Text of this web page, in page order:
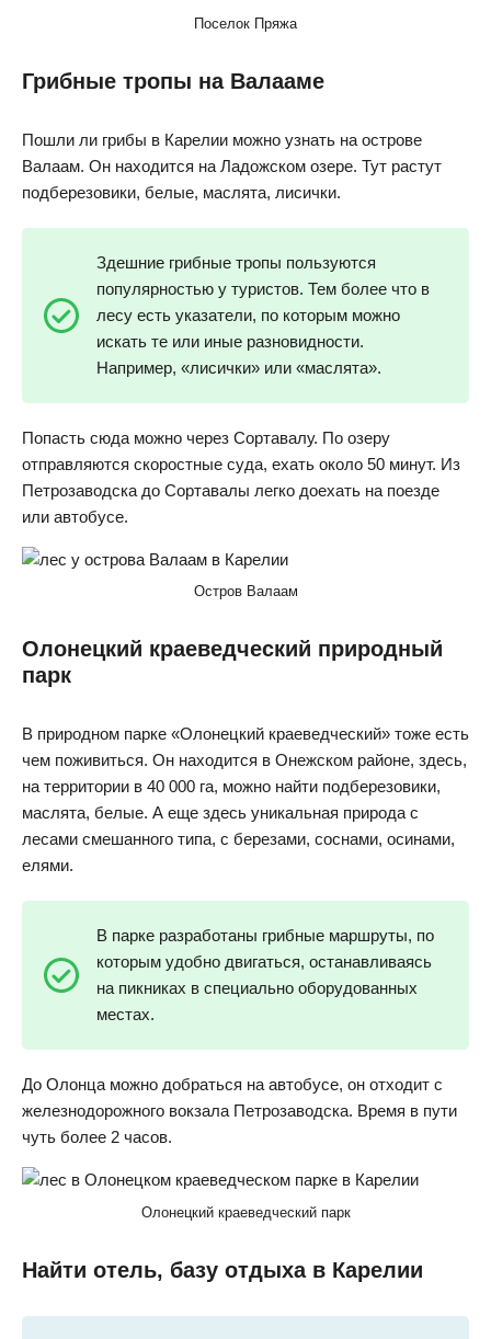
Поселок Пряжа
Грибные тропы на Валааме
Пошли ли грибы в Карелии можно узнать на острове
Валаам. Он находится на Ладожском озере. Тут растут
подберезовики, белые, маслята, лисички.
Здешние грибные тропы пользуются
популярностью у туристов. Тем более что в
лесу есть указатели, по которым можно
искать те или иные разновидности.
Например, «лисички» или «маслята».
Попасть сюда можно через Сортавалу. По озеру
отправляются скоростные суда, ехать около 50 минут. Из
Петрозаводска до Сортавалы легко доехать на поезде
или автобусе.
Остров Валаам
Олонецкий краеведческий природный
парк
В природном парке «Олонецкий краеведческий» тоже есть
чем поживиться. Он находится в Онежском районе, здесь,
на территории в 40 000 га, можно найти подберезовики,
маслята, белые. А еще здесь уникальная природа с
лесами смешанного типа, с березами, соснами, осинами,
елями.
В парке разработаны грибные маршруты, по
которым удобно двигаться, останавливаясь
на пикниках в специально оборудованных
местах.
До Олонца можно добраться на автобусе, он отходит с
железнодорожного вокзала Петрозаводска. Время в пути
чуть более 2 часов.
Олонецкий краеведческий парк
Найти отель, базу отдыха в Карелии